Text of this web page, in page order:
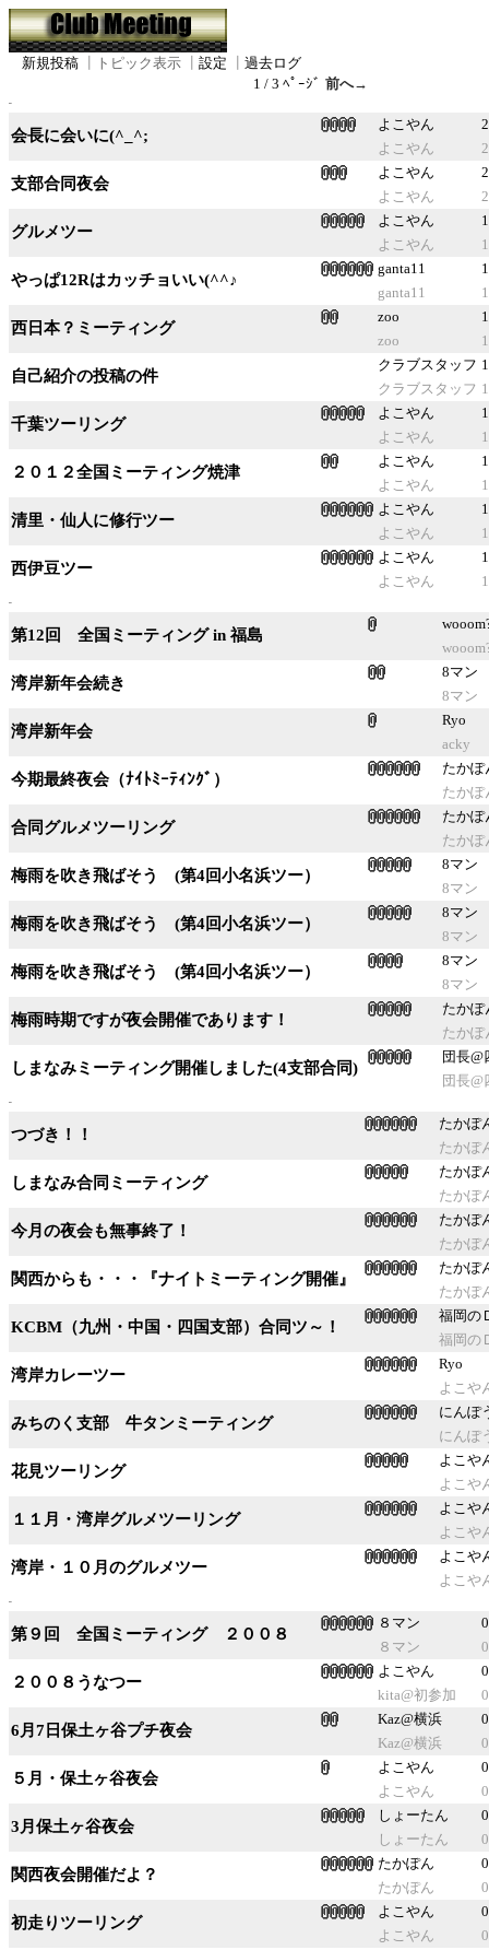
新規投稿 トピック表示 設定
過去ログ
1 / 3 ﾍﾟｰｼﾞ 前へ→
会長に会いに(^_^;
よこやん
よこやん
支部合同夜会
よこやん
よこやん
グルメツー
よこやん
よこやん
やっぱ12Rはカッチョいい(^^♪
ganta11
ganta11
西日本？ミーティング
zoo
zoo
自己紹介の投稿の件
クラブスタッフ
クラブスタッフ
千葉ツーリング
よこやん
よこやん
２０１２全国ミーティング焼津
よこやん
よこやん
清里・仙人に修行ツー
よこやん
よこやん
西伊豆ツー
よこやん
よこやん
第12回 全国ミーティング in 福島
湾岸新年会続き
8マン
8マン
湾岸新年会
Ryo
acky
今期最終夜会（ﾅｲﾄﾐｰﾃｨﾝｸﾞ）
たかぽ
たかぽ
合同グルメツーリング
たかぽ
たかぽ
梅雨を吹き飛ばそう (第4回小名浜ツー）
8マン
8マン
梅雨を吹き飛ばそう (第4回小名浜ツー）
8マン
8マン
梅雨を吹き飛ばそう (第4回小名浜ツー）
8マン
8マン
梅雨時期ですが夜会開催であります！
たかぽ
たかぽ
しまなみミーティング開催しました(4支部合同)
団長@
団長@
つづき！！
たかぽ
たかぽ
しまなみ合同ミーティング
たかぽ
たかぽ
今月の夜会も無事終了！
たかぽ
たかぽ
関西からも・・・『ナイトミーティング開催』
たかぽ
たかぽ
KCBM（九州・中国・四国支部）合同ツ～！
福岡の
福岡の
湾岸カレーツー
Ryo
よこや
みちのく支部 牛タンミーティング
にんぽ
にんぽ
花見ツーリング
よこや
よこや
１１月・湾岸グルメツーリング
よこや
よこや
湾岸・１０月のグルメツー
よこや
よこや
第９回 全国ミーティング ２００８
８マン
８マン
２００８うなつー
よこやん
kita@初参加
6月7日保土ヶ谷プチ夜会
Kaz@横浜
Kaz@横浜
５月・保土ヶ谷夜会
よこやん
よこやん
3月保土ヶ谷夜会
しょーたん
しょーたん
関西夜会開催だよ？
たかぽん
たかぽん
初走りツーリング
よこやん
よこやん